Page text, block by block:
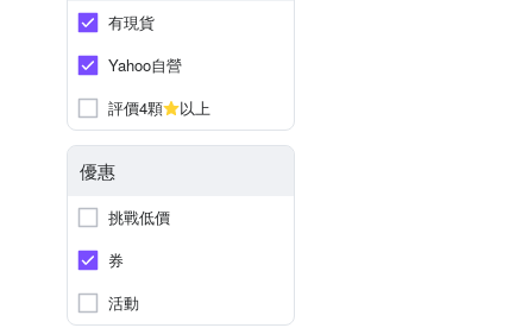
有現貨
Yahoo自營
評價4顆
以上
優惠
挑戰低價
券
活動